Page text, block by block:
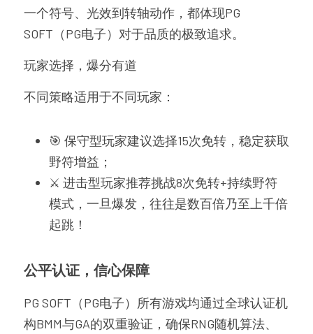
一个符号、光效到转轴动作，都体现PG
SOFT（PG电子）对于品质的极致追求。
玩家选择，爆分有道
不同策略适用于不同玩家：
🎯 保守型玩家建议选择15次免转，稳定获取
野符增益；
⚔️ 进击型玩家推荐挑战8次免转+持续野符
模式，一旦爆发，往往是数百倍乃至上千倍
起跳！
公平认证，信心保障
PG SOFT（PG电子）所有游戏均通过全球认证机
构BMM与GA的双重验证，确保RNG随机算法、